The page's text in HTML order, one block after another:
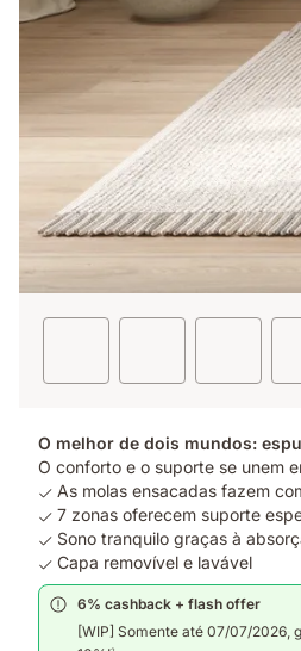
O melhor de dois mundos:
O conforto e o suporte se unem
As molas ensacadas fazem
7 zonas oferecem suporte
Sono tranquilo graças à
Capa removível e lavável
6% cashback + flash offer
[WIP] Somente até 07/07/2026,